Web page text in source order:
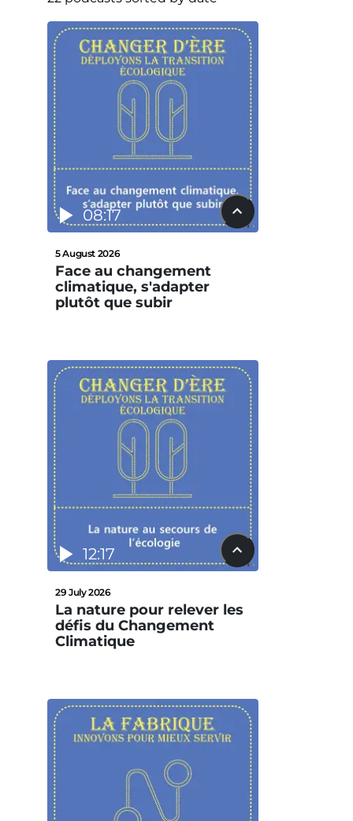
08:17
5 August 2026
Face au changement
climatique, s'adapter
plutôt que subir
12:17
29 July 2026
La nature pour relever les
défis du Changement
Climatique